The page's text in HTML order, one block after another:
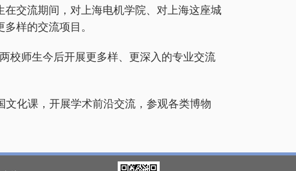
交流期间，对上海电机学院、对上海这座城
样的交流项目。
校师生今后开展更多样、更深入的专业交流
文化课，开展学术前沿交流，参观各类博物